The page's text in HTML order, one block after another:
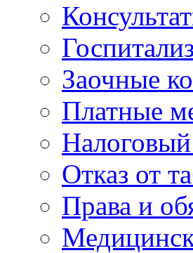
Заочные
Платные
Отказ от
Права и